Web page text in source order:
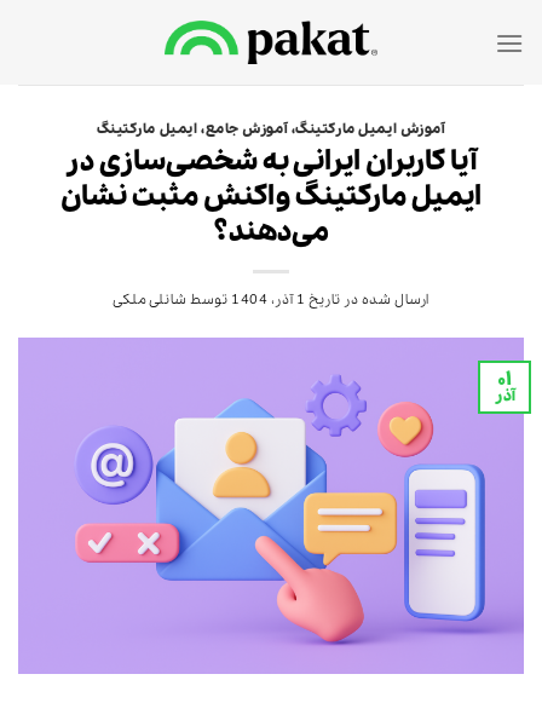
آموزش ایمیل مارکتینگ،آموزش جامع،ایمیل مارکتینگ
آیا کاربران ایرانی به شخصی‌سازی در
ایمیل مارکتینگ واکنش مثبت نشان
می‌دهند؟
ارسال شده در تاریخ 1 آذر، 1404 توسط شانلی ملکی
۰۱
آذر